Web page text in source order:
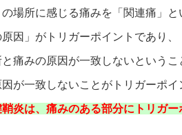
場所に感じる痛みを「関連痛」と
原因」がトリガーポイントであり、
痛みの原因が一致しないというこ
が一致しないことがトリガーポイ
炎は、痛みのある部分にトリガー